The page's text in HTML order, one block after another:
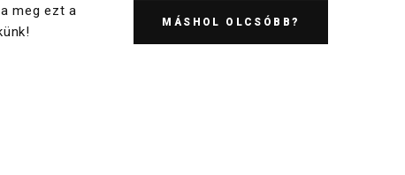
meg ezt a
MÁSHOL OLCSÓBB?